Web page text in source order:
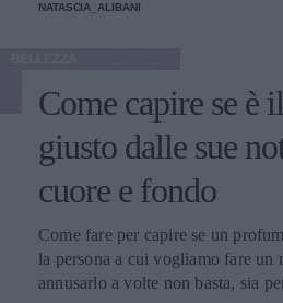
donne a recuperare la forma fisica
rilassamento cutaneo o perdita di
è scelto dalle donne che sono
a questi si aggiunge a questa élite
emergente che punta a ripristinare
l'invecchiamento, distinguendosi
cosiddetto Ozempic Makeover,
successo che il farmaco,
con diabete di tipo 2, ha riscosso
NATASCIA_ALIBANI
Come capire se è
giusto dalle sue
cuore e fondo
Come fare per capire se un
la persona a cui vogliamo fare un
annusarlo a volte non basta, sia